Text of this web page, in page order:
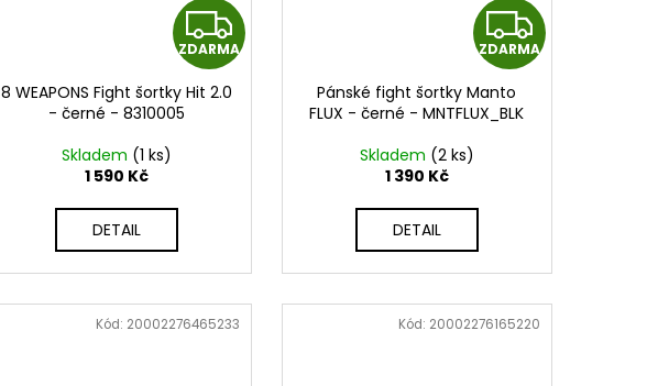
Z
D
ZDARMA
8 WEAPONS Fight šortky Hit 2.0
- černé - 8310005
Skladem (1 ks)
1 590 Kč
DETAIL
Z
D
ZDARMA
Pánské fight šortky Manto
FLUX - černé - MNTFLUX_BLK
Skladem (2 ks)
1 390 Kč
DETAIL
Kód: 20002276465233 Kód: 20002276165220